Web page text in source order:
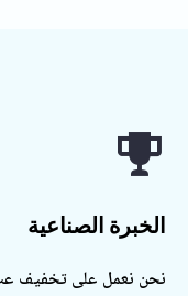
الخبرة الصناعية
نحن نعمل على تخفيف عبء